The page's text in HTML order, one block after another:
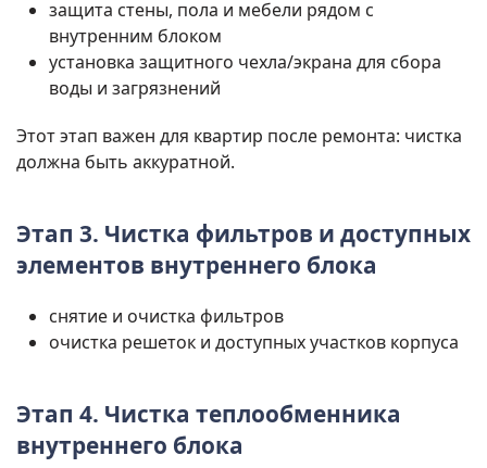
защита стены, пола и мебели рядом с
внутренним блоком
установка защитного чехла/экрана для сбора
воды и загрязнений
Этот этап важен для квартир после ремонта: чистка
должна быть аккуратной.
Этап 3. Чистка фильтров и доступных
элементов внутреннего блока
снятие и очистка фильтров
очистка решеток и доступных участков корпуса
Этап 4. Чистка теплообменника
внутреннего блока